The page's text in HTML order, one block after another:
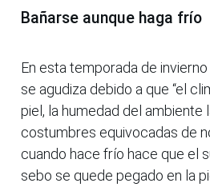
Bañarse aunque haga frío
En esta temporada de
se agudiza debido a que “el
piel, la humedad del ambiente
costumbres equivocadas de
cuando hace frío hace que el
sebo se quede pegado en la